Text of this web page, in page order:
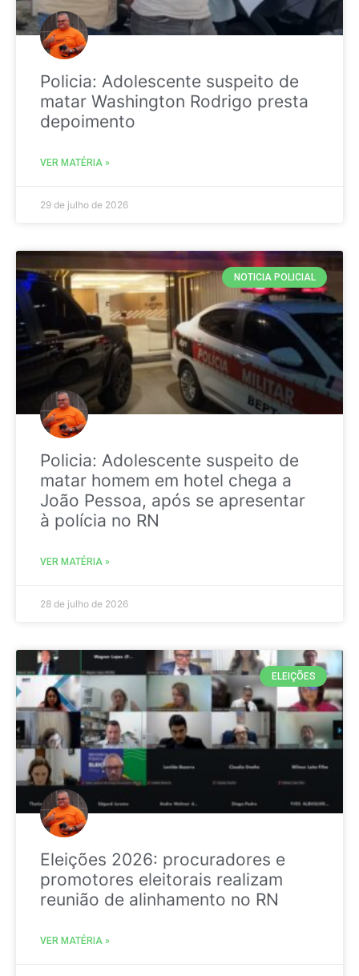
Policia: Adolescente suspeito de
matar Washington Rodrigo presta
depoimento
VER MATÉRIA »
29 de julho de 2026
NOTICIA POLICIAL
Policia: Adolescente suspeito de
matar homem em hotel chega a
João Pessoa, após se apresentar
à polícia no RN
VER MATÉRIA »
28 de julho de 2026
ELEIÇÕES
Eleições 2026: procuradores e
promotores eleitorais realizam
reunião de alinhamento no RN
VER MATÉRIA »